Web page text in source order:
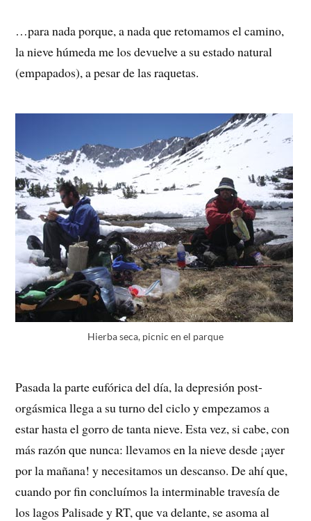
…para nada porque, a nada que retomamos el camino,
la nieve húmeda me los devuelve a su estado natural
(empapados), a pesar de las raquetas.
Hierba seca, picnic en el parque
Pasada la parte eufórica del día, la depresión post-
orgásmica llega a su turno del ciclo y empezamos a
estar hasta el gorro de tanta nieve. Esta vez, si cabe, con
más razón que nunca: llevamos en la nieve desde ¡ayer
por la mañana! y necesitamos un descanso. De ahí que,
cuando por fin concluímos la interminable travesía de
los lagos Palisade y RT, que va delante, se asoma al